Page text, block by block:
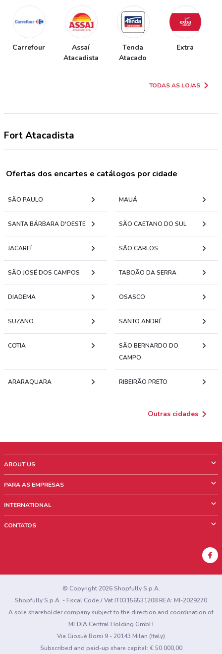
Carrefour
Assaí
Atacadista
Tenda
Atacado
Extra
TODAS AS LOJAS
Fort Atacadista
Ofertas dos encartes e catálogos por cidade
SÃO PAULO MAUÁ
SANTA BÁRBARA D'OESTE SÃO CAETANO DO SUL
JACAREÍ SÃO CARLOS
SÃO JOSÉ DOS CAMPOS TABOÃO DA SERRA
DIADEMA OSASCO
SUZANO SANTO ANDRÉ
COTIA
SÃO BERNARDO DO
CAMPO
ARARAQUARA RIBEIRÃO PRETO
Outras cidades
ABOUT US
Quem Somos
Trabalhe conosco
PARA AS EMPRESAS
Informações comerciais
INTERNATIONAL
CONTATOS
Encontrou algum problema no site ou no aplicativo?
© Copyright 2026 Shopfully S.p.A.
Shopfully S.p.A. - Fiscal Code / Vat IT03156531208 REA: MI-2029270
A sole shareholder company subject to the direction and coordination of
MEDIA Central Holding GmbH
Via Giosuè Borsi 9 - 20143 Milan (Italy)
Subscribed and paid-up share capital: € 50.000,00